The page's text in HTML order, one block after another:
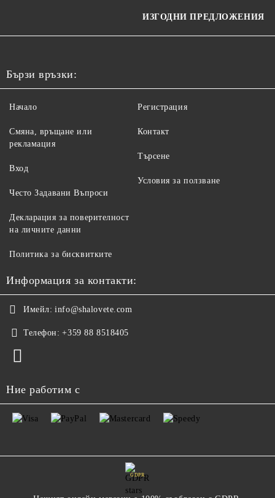
ИЗГОДНИ ПРЕДЛОЖЕНИЯ
Бързи връзки:
Начало
Смяна, връщане или
рекламация
Вход
Често Задавани Въпроси
Регистрация
Контакт
Търсене
Условия за ползване
Декларация за поверителност
на личните данни
Политика за бисквитките
Информация за контакти:
Имейл: info@shalovete.com
Телефон: +359 88 8518405
Ние работим с
GDPR